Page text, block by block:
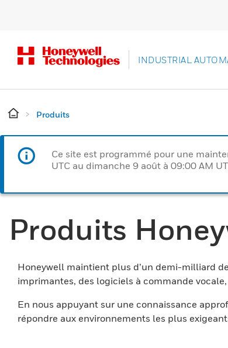
INDUSTRIAL
Produits
Ce site est programmé pour une
UTC au dimanche 9 août à 09:00 AM
Produits
Honeywell maintient plus d’un demi-milliard
imprimantes, des logiciels à commande
En nous appuyant sur une connaissance
répondre aux environnements les plus